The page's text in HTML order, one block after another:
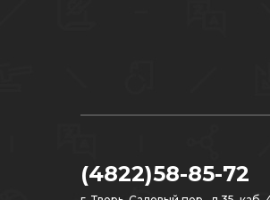
(4822)58-85-72